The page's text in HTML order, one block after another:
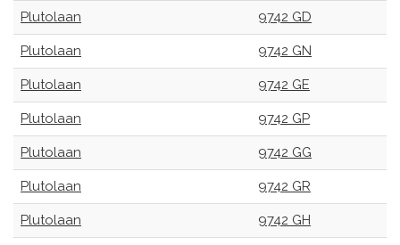
Plutolaan 9742 GD
Plutolaan 9742 GN
Plutolaan 9742 GE
Plutolaan 9742 GP
Plutolaan 9742 GG
Plutolaan 9742 GR
Plutolaan 9742 GH